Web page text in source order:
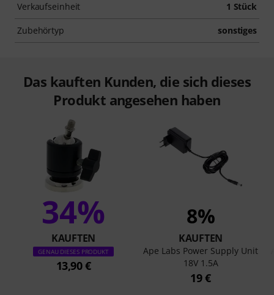
Verkaufseinheit 1 Stück
Zubehörtyp sonstiges
Das kauften Kunden, die sich dieses
Produkt angesehen haben
34%
KAUFTEN
GENAU DIESES PRODUKT
13,90 €
8%
KAUFTEN
Ape Labs Power Supply Unit
18V 1.5A
19 €